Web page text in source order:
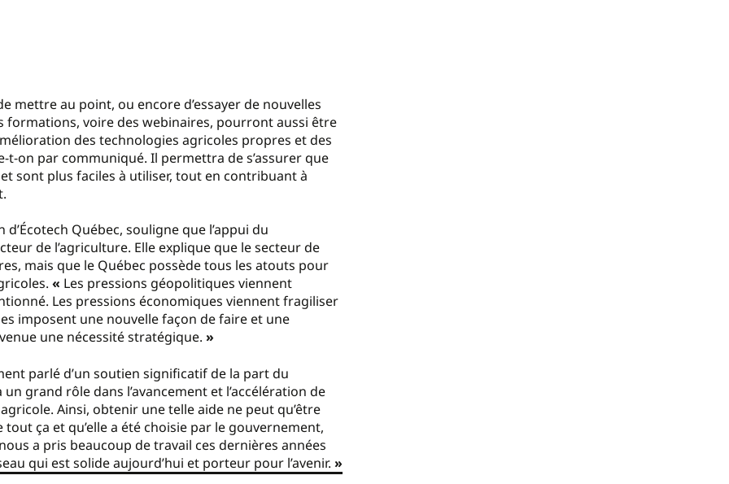
mettre au point, ou encore d’essayer de nouvelles
formations, voire des webinaires, pourront aussi être
des technologies agricoles propres et des
on par communiqué. Il permettra de s’assurer que
sont plus faciles à utiliser, tout en contribuant à
Québec, souligne que l’appui du
de l’agriculture. Elle explique que le secteur de
mais que le Québec possède tous les atouts pour
« Les pressions géopolitiques viennent
Les pressions économiques viennent fragiliser
imposent une nouvelle façon de faire et une
une nécessité stratégique. »
parlé d’un soutien significatif de la part du
grand rôle dans l’avancement et l’accélération de
Ainsi, obtenir une telle aide ne peut qu’être
ça et qu’elle a été choisie par le gouvernement,
a pris beaucoup de travail ces dernières années
qui est solide aujourd’hui et porteur pour l’avenir. »